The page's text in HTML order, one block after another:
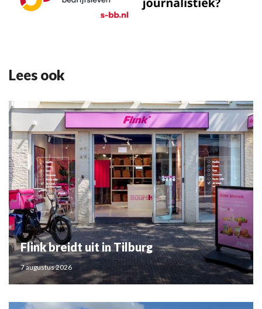
Lees ook
Flink breidt uit in Tilburg
7 augustus 2026